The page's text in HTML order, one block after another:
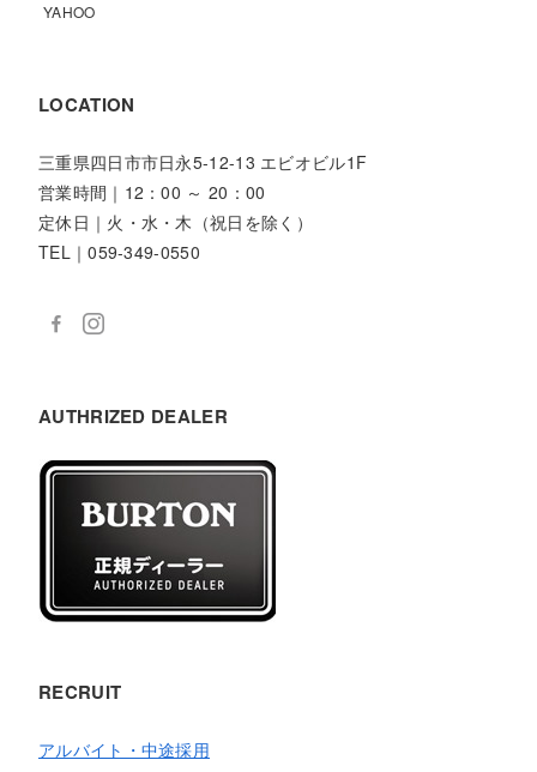
YAHOO
LOCATION
三重県四日市市日永5-12-13 エビオビル1F
営業時間｜12：00 ～ 20：00
定休日｜火・水・木（祝日を除く）
TEL｜059-349-0550
AUTHRIZED DEALER
RECRUIT
アルバイト・中途採用